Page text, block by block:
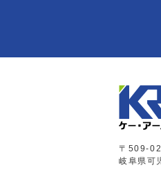
〒509-
岐阜県可